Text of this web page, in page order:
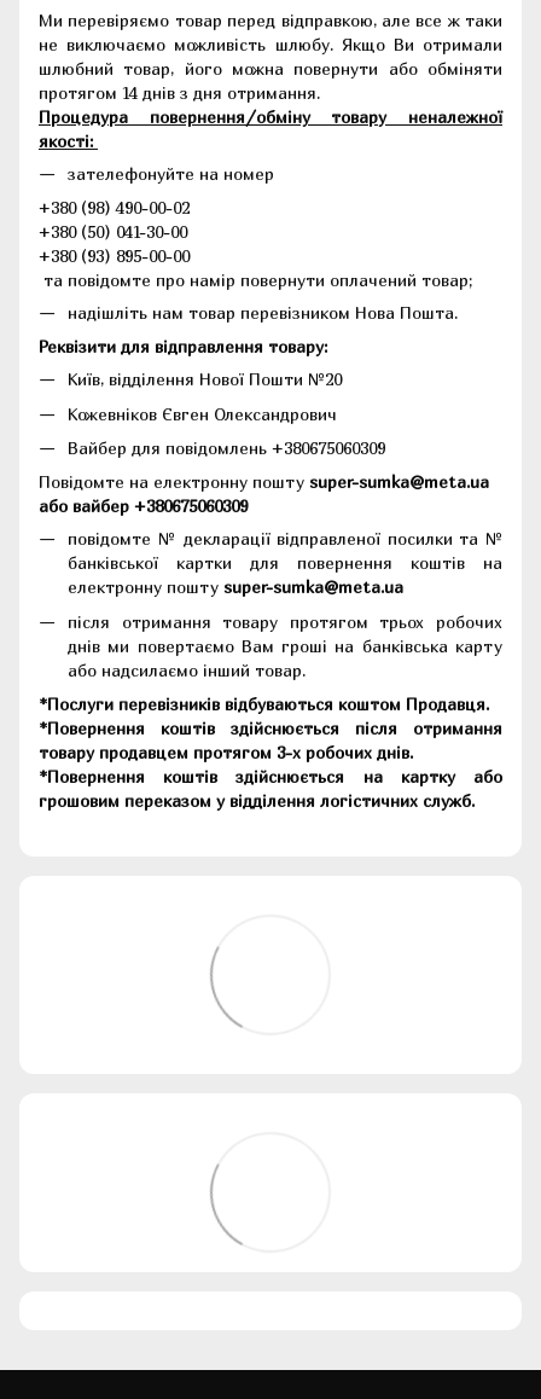
Ми перевіряємо товар перед відправкою, але все ж таки
не виключаємо можливість шлюбу. Якщо Ви отримали
шлюбний товар, його можна повернути або обміняти
протягом 14 днів з дня отримання.
Процедура повернення/обміну товару неналежної
якості:
зателефонуйте на номер
+380 (98) 490-00-02
+380 (50) 041-30-00
+380 (93) 895-00-00
та повідомте про намір повернути оплачений товар;
надішліть нам товар перевізником Нова Пошта.
Реквізити для відправлення товару:
Київ, відділення Нової Пошти №20
Кожевніков Євген Олександрович
Вайбер для повідомлень +380675060309
Повідомте на електронну пошту super-sumka@meta.ua
або вайбер +380675060309
повідомте № декларації відправленої посилки та №
банківської картки для повернення коштів на
електронну пошту super-sumka@meta.ua
після отримання товару протягом трьох робочих
днів ми повертаємо Вам гроші на банківська карту
або надсилаємо інший товар.
*Послуги перевізників відбуваються коштом Продавця.
*Повернення коштів здійснюється після отримання
товару продавцем протягом 3-х робочих днів.
*Повернення коштів здійснюється на картку або
грошовим переказом у відділення логістичних служб.